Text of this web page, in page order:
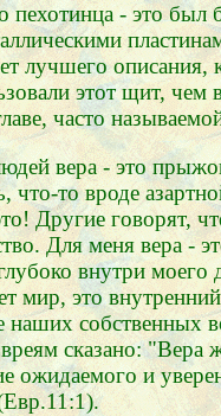
пехотинца - это был
лучшего описания,
этот щит, чем
часто
вера - это
что-то вроде
Другие говорят,
Для меня вера -
внутри моего
мир, это
наших собственных
сказано: "Вера
ожидаемого и